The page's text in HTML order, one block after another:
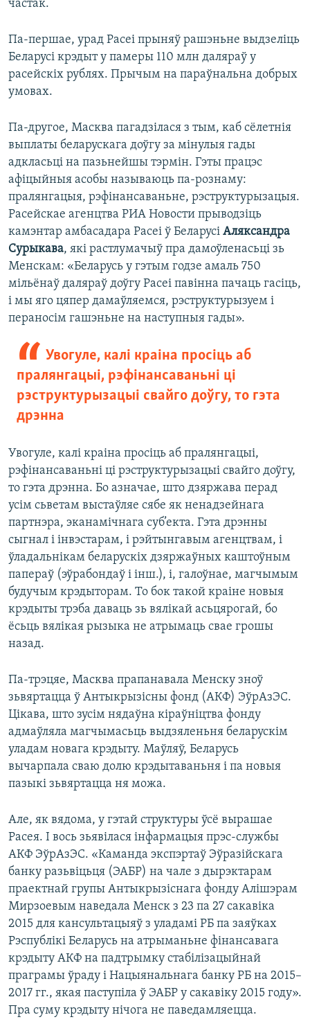
частак.
Па-першае, урад Расеі прыняў рашэньне выдзеліць
Беларусі крэдыт у памеры 110 млн даляраў у
расейскіх рублях. Прычым на параўнальна добрых
умовах.
Па-другое, Масква пагадзілася з тым, каб сёлетнія
выплаты беларускага доўгу за мінулыя гады
адкласьці на пазьнейшы тэрмін. Гэты працэс
афіцыйныя асобы называюць па-рознаму:
пралянгацыя, рэфінансаваньне, рэструктурызацыя.
Расейскае агенцтва РИА Новости прыводзіць
камэнтар амбасадара Расеі ў Беларусі Аляксандра
Сурыкава, які растлумачыў пра дамоўленасьці зь
Менскам: «Беларусь у гэтым годзе амаль 750
мільёнаў даляраў доўгу Расеі павінна пачаць гасіць,
і мы яго цяпер дамаўляемся, рэструктурызуем і
пераносім гашэньне на наступныя гады».
Увогуле, калі краіна просіць аб
пралянгацыі, рэфінансаваньні ці
рэструктурызацыі свайго доўгу, то гэта
дрэнна
Увогуле, калі краіна просіць аб пралянгацыі,
рэфінансаваньні ці рэструктурызацыі свайго доўгу,
то гэта дрэнна. Бо азначае, што дзяржава перад
усім сьветам выстаўляе сябе як ненадзейнага
партнэра, эканамічнага суб’екта. Гэта дрэнны
сыгнал і інвэстарам, і рэйтынгавым агенцтвам, і
ўладальнікам беларускіх дзяржаўных каштоўным
папераў (эўрабондаў і інш.), і, галоўнае, магчымым
будучым крэдыторам. То бок такой краіне новыя
крэдыты трэба даваць зь вялікай асьцярогай, бо
ёсьць вялікая рызыка не атрымаць свае грошы
назад.
Па-трэцяе, Масква прапанавала Менску зноў
зьвяртацца ў Антыкрызісны фонд (АКФ) ЭўрАзЭС.
Цікава, што зусім нядаўна кіраўніцтва фонду
адмаўляла магчымасьць выдзяленьня беларускім
уладам новага крэдыту. Маўляў, Беларусь
вычарпала сваю долю крэдытаваньня і па новыя
пазыкі зьвяртацца ня можа.
Але, як вядома, у гэтай структуры ўсё вырашае
Расея. І вось зьявілася інфармацыя прэс-службы
АКФ ЭўрАзЭС. «Каманда экспэртаў Эўразійскага
банку разьвіцьця (ЭАБР) на чале з дырэктарам
праектнай групы Антыкрызіснага фонду Алішэрам
Мирзоевым наведала Менск з 23 па 27 сакавіка
2015 для кансультацыяў з уладамі РБ па заяўках
Рэспублікі Беларусь на атрыманьне фінансавага
крэдыту АКФ на падтрымку стабілізацыйнай
праграмы ўраду і Нацыянальнага банку РБ на 2015–
2017 гг., якая паступіла ў ЭАБР у сакавіку 2015 году».
Пра суму крэдыту нічога не паведамляецца.